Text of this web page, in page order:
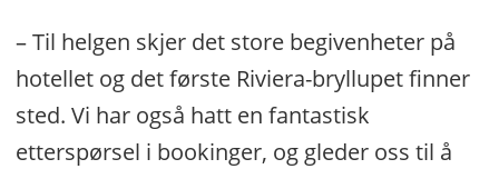
– Til helgen skjer det store begivenheter på
hotellet og det første Riviera-bryllupet finner
sted. Vi har også hatt en fantastisk
etterspørsel i bookinger, og gleder oss til å